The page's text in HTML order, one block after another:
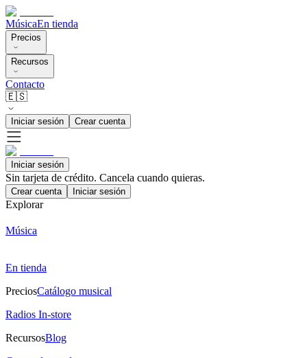
MúsicaEn tienda
Precios
Recursos
Contacto
🇪🇸
Iniciar sesión Crear cuenta
Iniciar sesión
Sin tarjeta de crédito. Cancela cuando quieras.
Crear cuenta Iniciar sesión
Explorar
Música
En tienda
PreciosCatálogo musical
Radios In-store
RecursosBlog